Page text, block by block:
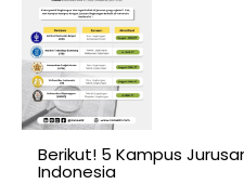
Berikut! 5 Kampus
Indonesia